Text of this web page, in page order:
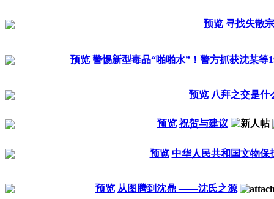
预览 寻找失散
预览 警惕新型毒品“啪啪水”！警方抓获沈某等
预览 八拜之交是什
预览 祝贺与建议
预览 中华人民共和国文物保
预览 从图腾到沈鼎 ——沈氏之源